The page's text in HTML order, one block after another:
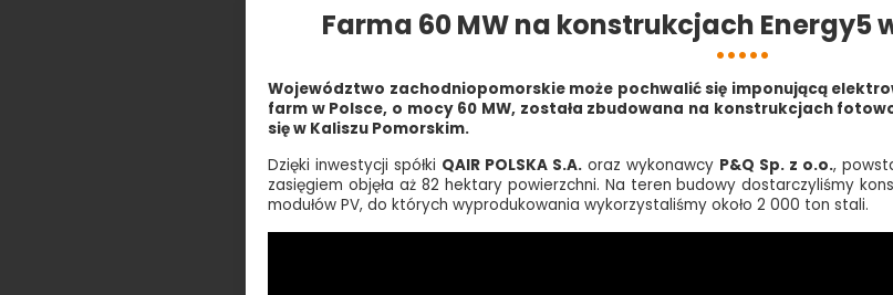
Farma 60 MW na konstrukcjach Energy5
Województwo zachodniopomorskie może pochwalić się imponującą
farm w Polsce, o mocy 60 MW, została zbudowana na konstrukcjach
się w Kaliszu Pomorskim.
Dzięki inwestycji spółki QAIR POLSKA S.A. oraz wykonawcy P&Q Sp. z o.o.,
zasięgiem objęła aż 82 hektary powierzchni. Na teren budowy dostarczyliśmy
modułów PV, do których wyprodukowania wykorzystaliśmy około 2 000 ton stali.